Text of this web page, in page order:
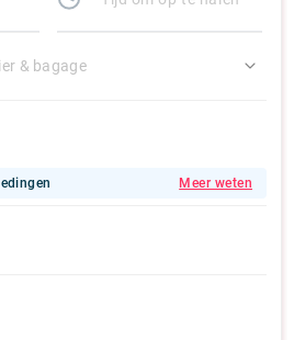
& bagage
Meer weten